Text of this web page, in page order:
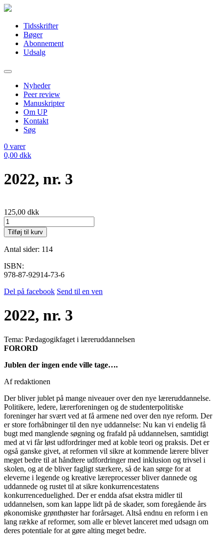
Tidsskrifter
Bøger
Abonnement
Udsalg
Nyheder
Peer review
Manuskripter
Om UP
Kontakt
Søg
0 varer
0,00 dkk
2022, nr. 3
125,00 dkk
2022,
nr.
3
antal
Tilføj til kurv
Antal sider: 114
ISBN:
978-87-92914-73-6
Del på facebook Send til en ven
2022, nr. 3
Tema: Pædagogikfaget i læreruddannelsen
FORORD
Jublen der ingen ende ville tage….
Af redaktionen
Der bliver jublet på mange niveauer over den nye læreruddannelse.
Politikere, ledere, lærerforeningen og de studenterpolitiske
foreninger har svært ved at få armene ned over den nye reform. Der
er store forhåbninger til den nye uddannelse: Nu kan vi endelig få
bugt med manglende søgning og frafald på uddannelsen, samtidigt
med at vi får løst udfordringer med at koble teori og praksis. Det er
også ganske givet, at reformen vil sikre at kommende lærere bliver
meget bedre til at håndtere udfordringer med inklusion og trivsel i
skolen, og at de bliver fagligt stærkere, så de kan sørge for at
eleverne i legende og kreative læreprocesser bliver dannede og
uddannede og rustet til at sikre konkurrencestatens
konkurrenceduelighed. Der er endda afsat ekstra midler til
uddannelsen, som kan lappe lidt på de skader, som foregående års
økonomiske grønthøster har forårsaget. Altså endnu en reform i en
lang række af reformer, som alle er blevet lanceret med udsagn om
deres potentiale for at gøre alting meget bedre.